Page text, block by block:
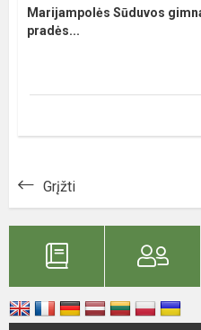
Marijampolės Sūduvos
pradės...
Grįžti